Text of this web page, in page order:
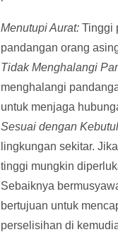
Menutupi Aurat: Tinggi
pandangan orang
Tidak Menghalangi
menghalangi
untuk menjaga
Sesuai dengan
lingkungan sekitar.
tinggi mungkin
Sebaiknya
bertujuan untuk
perselisihan di